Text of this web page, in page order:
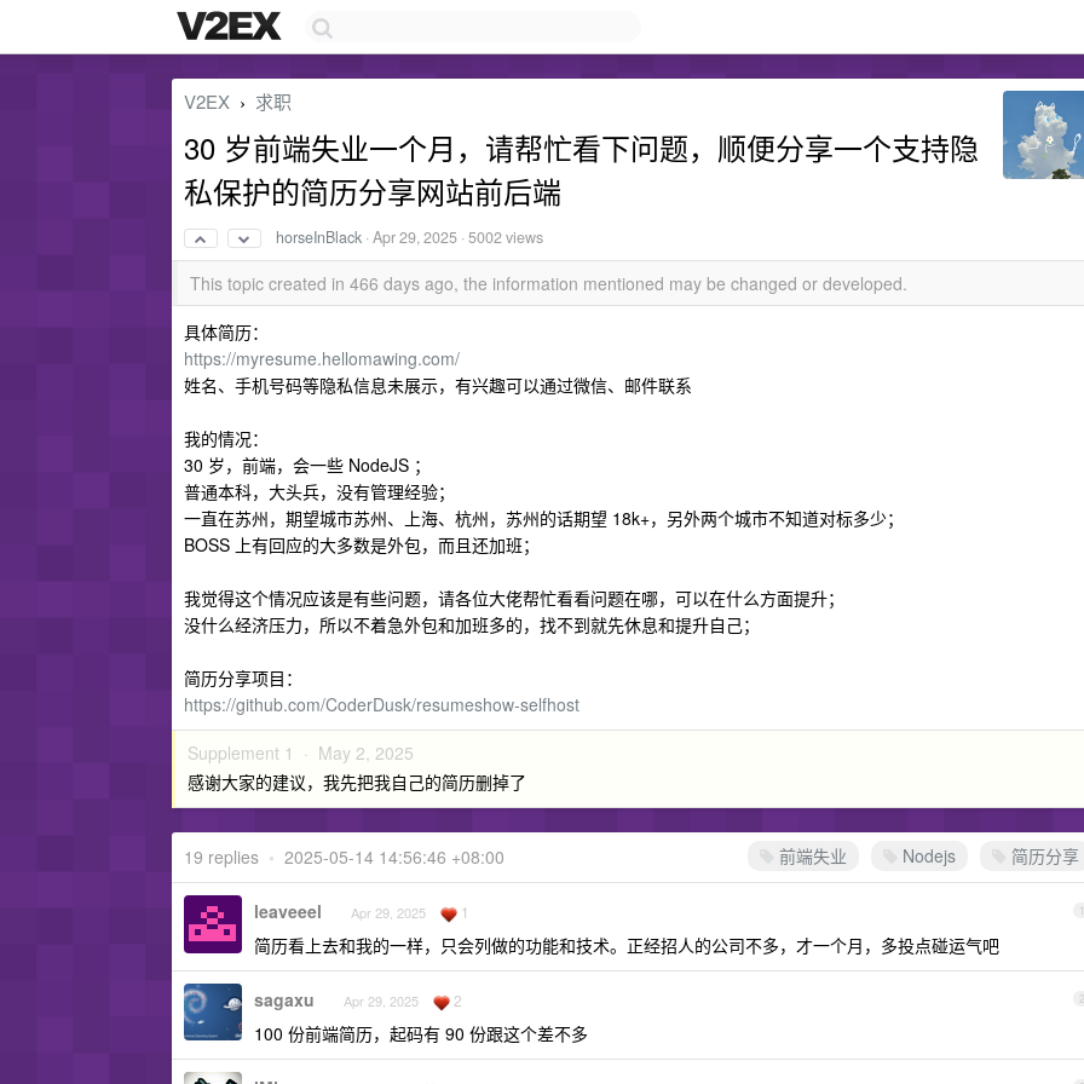
V2EX › 求职
30 岁前端失业一个月，请帮忙看下问题，顺便分享一个支持隐
私保护的简历分享网站前后端
horseInBlack ·Apr 29, 2025 · 5002 views
This topic created in 466 days ago, the information mentioned may be changed or developed.
具体简历：
https://myresume.hellomawing.com/
姓名、手机号码等隐私信息未展示，有兴趣可以通过微信、邮件联系
我的情况：
30 岁，前端，会一些 NodeJS ；
普通本科，大头兵，没有管理经验；
一直在苏州，期望城市苏州、上海、杭州，苏州的话期望 18k+，另外两个城市不知道对标多少；
BOSS 上有回应的大多数是外包，而且还加班；
我觉得这个情况应该是有些问题，请各位大佬帮忙看看问题在哪，可以在什么方面提升；
没什么经济压力，所以不着急外包和加班多的，找不到就先休息和提升自己；
简历分享项目：
https://github.com/CoderDusk/resumeshow-selfhost
Supplement 1 · May 2, 2025
感谢大家的建议，我先把我自己的简历删掉了
前端失业 Nodejs 简历分享
19 replies • 2025-05-14 14:56:46 +08:00
1
leaveeel Apr 29, 2025 1
简历看上去和我的一样，只会列做的功能和技术。正经招人的公司不多，才一个月，多投点碰运气吧
2
sagaxu Apr 29, 2025 2
100 份前端简历，起码有 90 份跟这个差不多